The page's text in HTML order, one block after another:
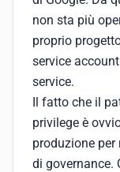
non sta più
proprio
service
service.
Il fatto che il
privilege è
produzione
di governance.